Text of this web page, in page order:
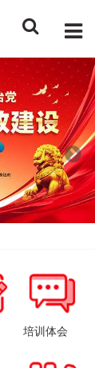
培训体会